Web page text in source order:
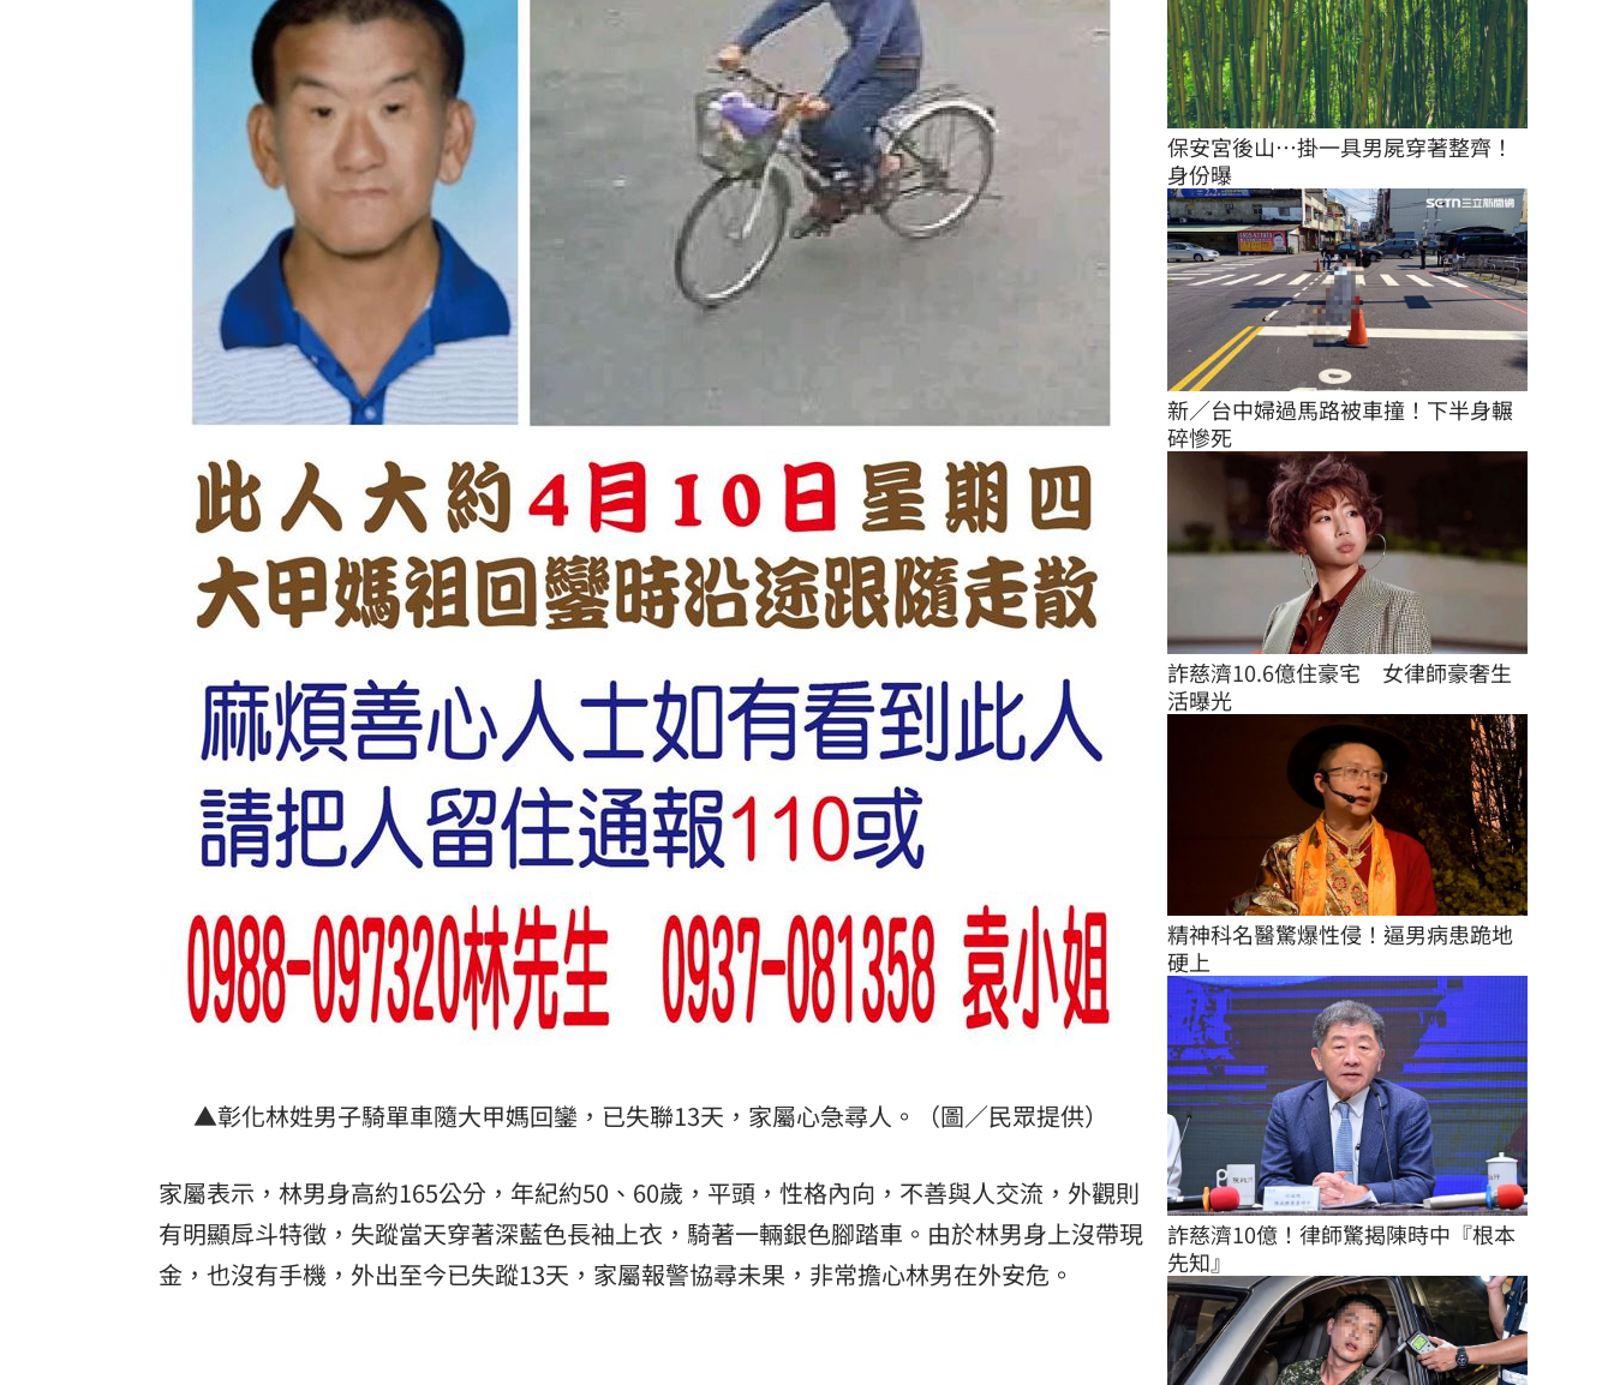
▲彰化林姓男子騎單車隨大甲媽回鑾，已失聯13天，家屬心急尋人。（圖／民眾提供）
家屬表示，林男身高約165公分，年紀約50、60歲，平頭，性格內向，不善與人交流，外觀則
有明顯戽斗特徵，失蹤當天穿著深藍色長袖上衣，騎著一輛銀色腳踏車。由於林男身上沒帶現
金，也沒有手機，外出至今已失蹤13天，家屬報警協尋未果，非常擔心林男在外安危。
保安宮後山…掛一具男屍穿著整齊！
身份曝
新／台中婦過馬路被車撞！下半身輾
碎慘死
詐慈濟10.6億住豪宅　女律師豪奢生
活曝光
精神科名醫驚爆性侵！逼男病患跪地
硬上
詐慈濟10億！律師驚揭陳時中『根本
先知』